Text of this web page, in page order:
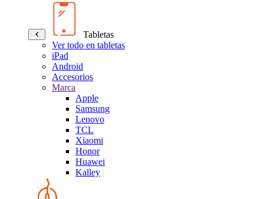
Tabletas
Ver todo en tabletas
iPad
Android
Accesorios
Marca
Apple
Samsung
Lenovo
TCL
Xiaomi
Honor
Huawei
Kalley